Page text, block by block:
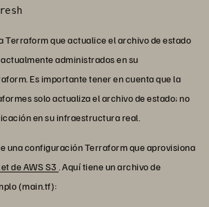
Terraform que actualice el archivo de estado
administrados en su
Es importante tener en cuenta que la
solo actualiza el archivo de estado; no
en su infraestructura real.
una configuración Terraform que aprovisiona
de AWS S3 . Aquí tiene un archivo de
(main.tf):